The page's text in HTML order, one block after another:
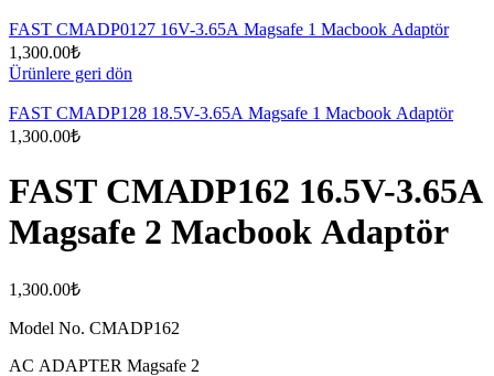
FAST CMADP0127 16V-3.65A Magsafe 1 Macbook Adaptör
1,300.00₺
Ürünlere geri dön
FAST CMADP128 18.5V-3.65A Magsafe 1 Macbook Adaptör
1,300.00₺
FAST CMADP162 16.5V-3.65A
Magsafe 2 Macbook Adaptör
1,300.00₺
Model No. CMADP162
AC ADAPTER Magsafe 2